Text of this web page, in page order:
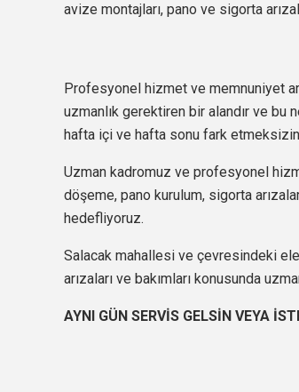
avize montajları, pano ve sigorta
Profesyonel hizmet ve memnuniyet
uzmanlık gerektiren bir alandır ve
hafta içi ve hafta sonu fark
Uzman kadromuz ve profesyonel
döşeme, pano kurulum, sigorta
hedefliyoruz.
Salacak mahallesi ve çevresindeki
arızaları ve bakımları konusunda
AYNI GÜN SERVİS GELSİN VEYA